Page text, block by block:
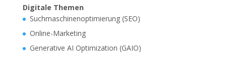
Digitale Themen
Suchmaschinenoptimierung (SEO)
Online-Marketing
Generative AI Optimization (GAIO)